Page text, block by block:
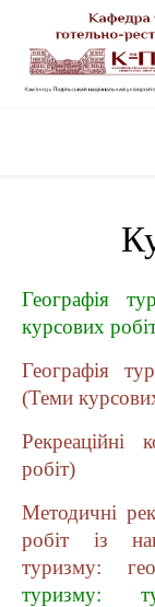
Географія туризму: географія туризму (Теми
курсових
Географія
(Теми
Рекреаційні
робіт)
Методичні
робіт із
туризму:
туризму: